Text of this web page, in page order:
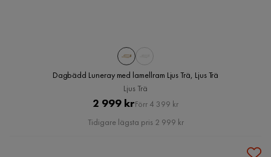
Dagbädd Luneray med lamellram Ljus Trä, Ljus Trä
Ljus Trä
Pris
2 999 krOriginal
Pris
Förr 4 399 kr
Tidigare lägsta pris 2 999 kr